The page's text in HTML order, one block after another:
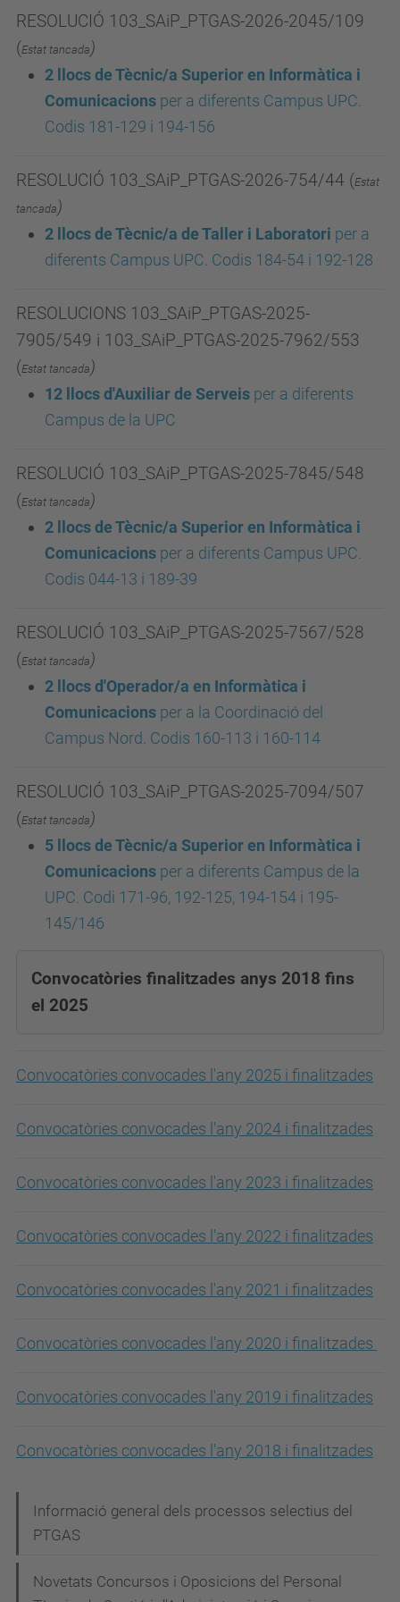
RESOLUCIÓ 103_SAiP_PTGAS-2026-2045/109
(Estat tancada )
2 llocs de Tècnic/a Superior en Informàtica i
Comunicacions per a diferents Campus UPC.
Codis 181-129 i 194-156
RESOLUCIÓ 103_SAiP_PTGAS-2026-754/44 (Estat
tancada )
2 llocs de Tècnic/a de Taller i Laboratori per a
diferents Campus UPC. Codis 184-54 i 192-128
RESOLUCIONS 103_SAiP_PTGAS-2025-
7905/549 i 103_SAiP_PTGAS-2025-7962/553
(Estat tancada )
12 llocs d'Auxiliar de Serveis per a diferents
Campus de la UPC
RESOLUCIÓ 103_SAiP_PTGAS-2025-7845/548
(Estat tancada )
2 llocs de Tècnic/a Superior en Informàtica i
Comunicacions per a diferents Campus UPC.
Codis 044-13 i 189-39
RESOLUCIÓ 103_SAiP_PTGAS-2025-7567/528
(Estat tancada )
2 llocs d'Operador/a en Informàtica i
Comunicacions per a la Coordinació del
Campus Nord. Codis 160-113 i 160-114
RESOLUCIÓ 103_SAiP_PTGAS-2025-7094/507
(Estat tancada )
5 llocs de Tècnic/a Superior en Informàtica i
Comunicacions per a diferents Campus de la
UPC. Codi 171-96, 192-125, 194-154 i 195-
145/146
Convocatòries finalitzades anys 2018 fins
el 2025
Convocatòries convocades l'any 2025 i finalitzades
Convocatòries convocades l'any 2024 i finalitzades
Convocatòries convocades l'any 2023 i finalitzades
Convocatòries convocades l'any 2022 i finalitzades
Convocatòries convocades l'any 2021 i finalitzades
Convocatòries convocades l'any 2020 i finalitzades
Convocatòries convocades l'any 2019 i finalitzades
Convocatòries convocades l'any 2018 i finalitzades
Informació general dels processos selectius del
PTGAS
Novetats Concursos i Oposicions del Personal